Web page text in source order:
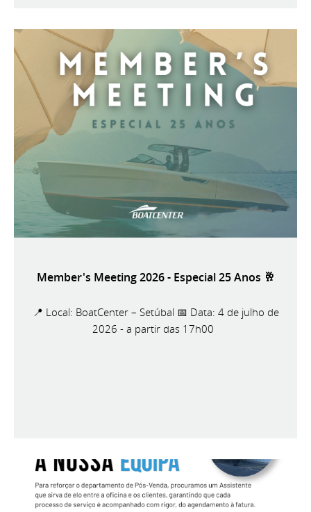
Member's Meeting 2026 - Especial 25 Anos 🥂
📍 Local: BoatCenter – Setúbal 📅 Data: 4 de julho de
2026 - a partir das 17h00